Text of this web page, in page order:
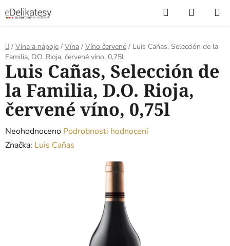
na
obsah
Hledat
KOŠÍK
Domů
/ Vína a nápoje / Vína / Víno červené / Luis Cañas, Selección de la
Familia, D.O. Rioja, červené víno, 0,75l
Luis Cañas, Selección de
la Familia, D.O. Rioja,
červené víno, 0,75l
Průměrné
hodnocení
Neohodnoceno Podrobnosti hodnocení
Značka: Luis Caňas